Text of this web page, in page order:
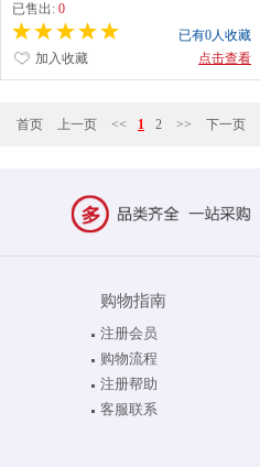
已售出: 0
已有0人收藏
点击查看
加入收藏
首页 上一页 << 1 2 >> 下一页
购物指南
注册会员
购物流程
注册帮助
客服联系